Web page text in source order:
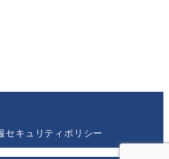
セキュリティポリシー